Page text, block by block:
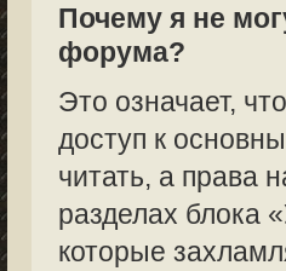
Почему я не
форума?
Это означает,
доступ к
читать, а права
разделах блока
которые